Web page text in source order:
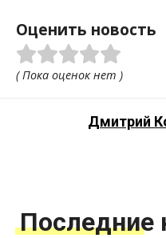
Оценить новость
( Пока оценок нет )
Дмитрий
Последние